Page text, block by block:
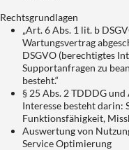
Rechtsgrundlagen
„Art. 6 Abs. 1 lit. b
Wartungsvertrag
DSGVO (berechtigtes
Supportanfragen zu
besteht.“
§ 25 Abs. 2 TDDDG
Interesse besteht darin:
Funktionsfähigkeit,
Auswertung von
Service Optimierung